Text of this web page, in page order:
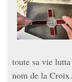
toute sa vie
nom de la